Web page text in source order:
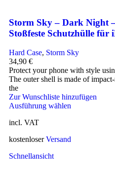
Storm Sky – Dark Night
Stoßfeste Schutzhülle für
Hard Case, Storm Sky
34,90 €
Protect your phone with style
The outer shell is made of
the
Zur Wunschliste hinzufügen
Ausführung wählen
incl. VAT
kostenloserVersand
Schnellansicht